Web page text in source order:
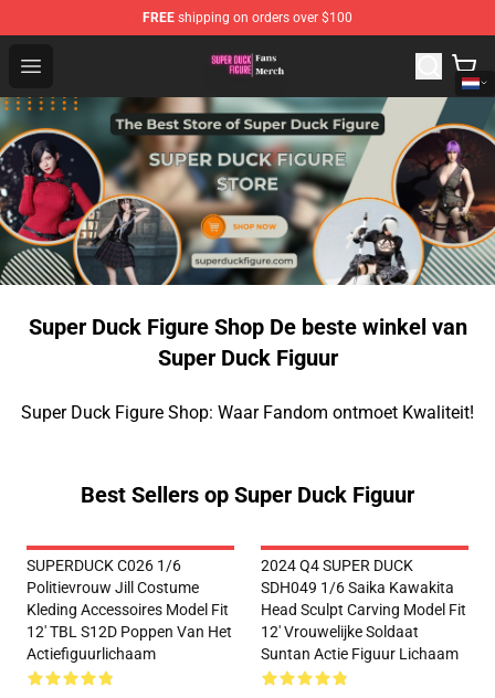
FREE shipping on orders over $100
Open menu
Super Duck Figure Shop - The Best Store of Super Duck
Super Duck Figure Shop De beste winkel van
Super Duck Figuur
Super Duck Figure Shop: Waar Fandom ontmoet Kwaliteit!
Best Sellers op Super Duck Figuur
SUPERDUCK C026 1/6
Politievrouw Jill Costume
Kleding Accessoires Model Fit
12' TBL S12D Poppen Van Het
Actiefiguurlichaam
2024 Q4 SUPER DUCK
SDH049 1/6 Saika Kawakita
Head Sculpt Carving Model Fit
12' Vrouwelijke Soldaat
Suntan Actie Figuur Lichaam